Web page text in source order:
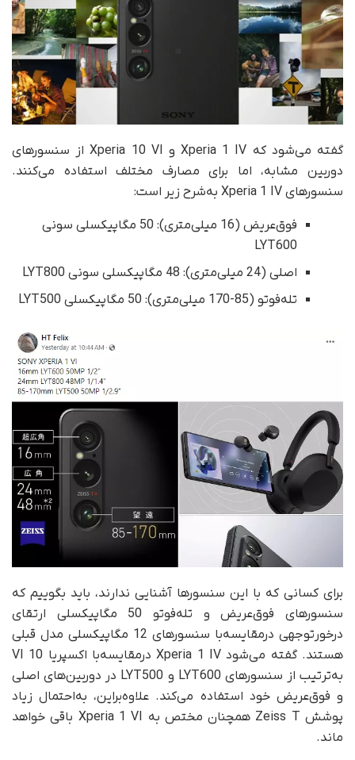
گفته می‌شود که Xperia 1 IV و Xperia 10 VI از سنسورهای
دوربین مشابه، اما برای مصارف مختلف استفاده می‌کنند.
سنسورهای Xperia 1 IV به‌شرح زیر است:
فوق‌عریض (16 میلی‌متری): 50 مگاپیکسلی سونی
LYT600
اصلی (24 میلی‌متری): 48 مگاپیکسلی سونی LYT800
تله‌فوتو (85-170 میلی‌متری): 50 مگاپیکسلی LYT500
برای کسانی که با این سنسورها آشنایی ندارند، باید بگوییم که
سنسورهای فوق‌عریض و تله‌فوتو 50 مگاپیکسلی ارتقای
درخورتوجهی درمقایسه‌با سنسورهای 12 مگاپیکسلی مدل قبلی
هستند. گفته می‌شود Xperia 1 IV در‌مقایسه‌با اکسپریا 10 VI
به‌ترتیب از سنسورهای LYT600 و LYT500 در دوربین‌های اصلی
و فوق‌عریض خود استفاده می‌کند. علاوه‌براین، به‌احتمال زیاد
پوشش Zeiss T همچنان مختص به Xperia 1 VI باقی خواهد
ماند.